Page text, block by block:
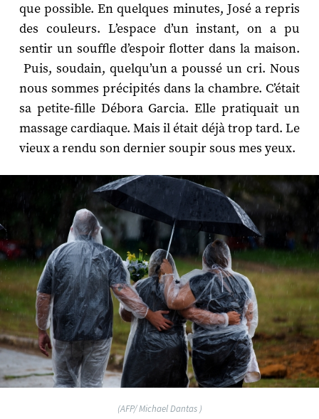
que possible. En quelques minutes, José a repris
des couleurs. L’espace d’un instant, on a pu
sentir un souffle d’espoir flotter dans la maison.
Puis, soudain, quelqu’un a poussé un cri. Nous
nous sommes précipités dans la chambre. C’était
sa petite-fille Débora Garcia. Elle pratiquait un
massage cardiaque. Mais il était déjà trop tard. Le
vieux a rendu son dernier soupir sous mes yeux.
(AFP/ Michael Dantas )